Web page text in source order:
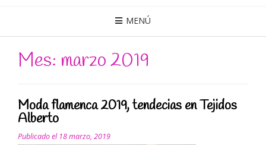
MENÚ
Mes: marzo 2019
Moda flamenca 2019, tendecias en Tejidos
Alberto
Publicado el 18 marzo, 2019